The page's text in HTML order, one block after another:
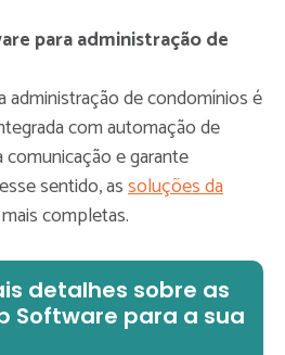
para administração de
de condomínios é
com automação de
e garante
sentido, assoluções da
completas.
detalhes sobre as
Software para a sua